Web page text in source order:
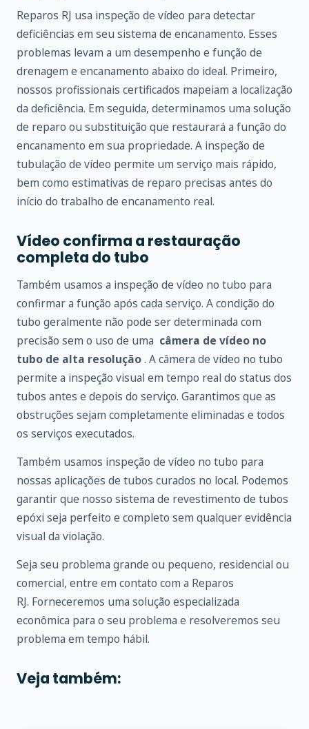
Reparos RJ usa inspeção de vídeo para detectar
deficiências em seu sistema de encanamento. Esses
problemas levam a um desempenho e função de
drenagem e encanamento abaixo do ideal. Primeiro,
nossos profissionais certificados mapeiam a localização
da deficiência. Em seguida, determinamos uma solução
de reparo ou substituição que restaurará a função do
encanamento em sua propriedade. A inspeção de
tubulação de vídeo permite um serviço mais rápido,
bem como estimativas de reparo precisas antes do
início do trabalho de encanamento real.
Vídeo confirma a restauração
completa do tubo
Também usamos a inspeção de vídeo no tubo para
confirmar a função após cada serviço. A condição do
tubo geralmente não pode ser determinada com
precisão sem o uso de uma câmera de vídeo no
tubo de alta resolução. A câmera de vídeo no tubo
permite a inspeção visual em tempo real do status dos
tubos antes e depois do serviço. Garantimos que as
obstruções sejam completamente eliminadas e todos
os serviços executados.
Também usamos inspeção de vídeo no tubo para
nossas aplicações de tubos curados no local. Podemos
garantir que nosso sistema de revestimento de tubos
epóxi seja perfeito e completo sem qualquer evidência
visual da violação.
Seja seu problema grande ou pequeno, residencial ou
comercial, entre em contato com a Reparos
RJ. Forneceremos uma solução especializada
econômica para o seu problema e resolveremos seu
problema em tempo hábil.
Veja também: